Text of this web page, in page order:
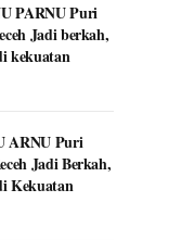
PARNU Puri
Jadi berkah,
kekuatan
ARNU Puri
Jadi Berkah,
Kekuatan